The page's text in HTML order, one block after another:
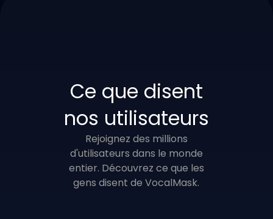
Ce que disent
nos utilisateurs
Rejoignez des millions
d'utilisateurs dans le monde
entier. Découvrez ce que les
gens disent de VocalMask.